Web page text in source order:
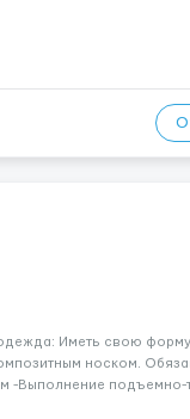
Мед. страховка.
Иметь свою форму
носком.
-Выполнение подъемно-